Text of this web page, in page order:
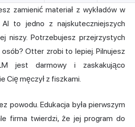
zamienić materiał z wykładów w
to jedno z najskuteczniejszych
niszy. Potrzebujesz przejrzystych
Otter zrobi to lepiej. Pilnujesz
jest darmowy i zaskakująco
Cię męczył z fiszkami.
powodu. Edukacja była pierwszym
firma twierdzi, że jej program do